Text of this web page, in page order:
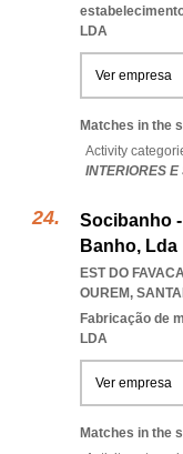
LDA
Ver empresa
Matches in the
Activity
INTERIORES
Socibanho
Banho, Lda
EST DO
OUREM,
Fabricação de
LDA
Ver empresa
Matches in the